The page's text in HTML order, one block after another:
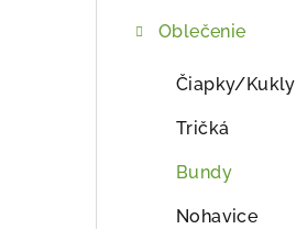
Oblečenie
Čiapky/Kukly
Tričká
Bundy
Nohavice